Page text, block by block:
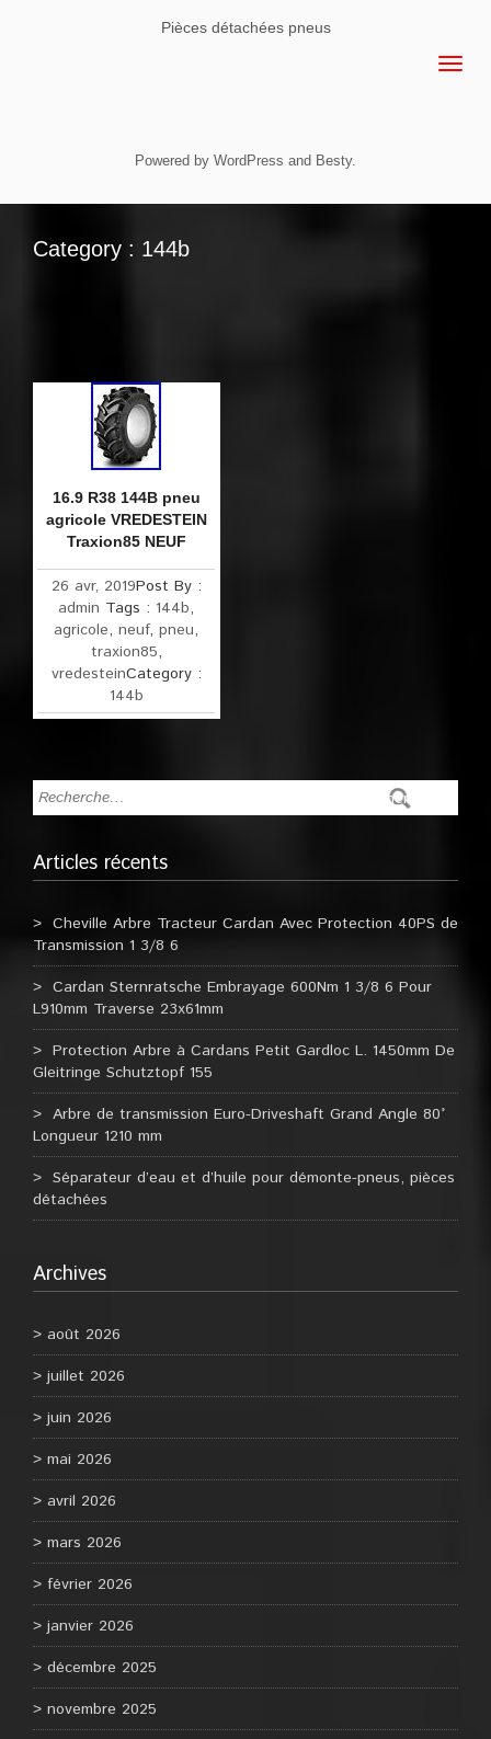
Pièces détachées pneus
Powered by WordPress and Besty.
Category : 144b
16.9 R38 144B pneu
agricole VREDESTEIN
Traxion85 NEUF
26 avr, 2019Post By :
admin Tags : 144b,
agricole,neuf,pneu,
traxion85,
vredesteinCategory :
144b
Articles récents
Cheville Arbre Tracteur Cardan Avec Protection 40PS de
Transmission 1 3/8 6
Cardan Sternratsche Embrayage 600Nm 1 3/8 6 Pour
L910mm Traverse 23x61mm
Protection Arbre à Cardans Petit Gardloc L. 1450mm De
Gleitringe Schutztopf 155
Arbre de transmission Euro-Driveshaft Grand Angle 80°
Longueur 1210 mm
Séparateur d’eau et d’huile pour démonte-pneus, pièces
détachées
Archives
août 2026
juillet 2026
juin 2026
mai 2026
avril 2026
mars 2026
février 2026
janvier 2026
décembre 2025
novembre 2025